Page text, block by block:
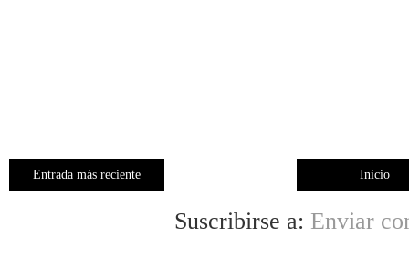
Entrada más reciente Inicio
Suscribirse a: Enviar